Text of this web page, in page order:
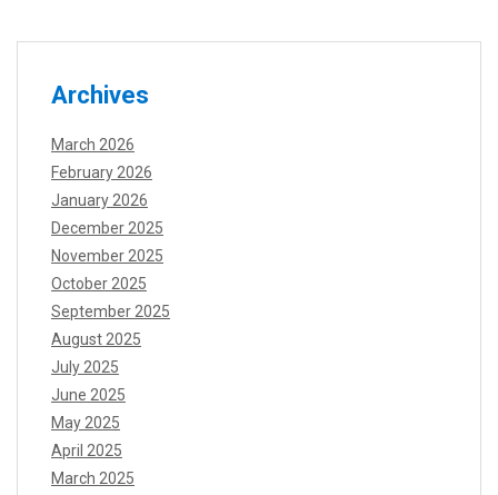
Archives
March 2026
February 2026
January 2026
December 2025
November 2025
October 2025
September 2025
August 2025
July 2025
June 2025
May 2025
April 2025
March 2025